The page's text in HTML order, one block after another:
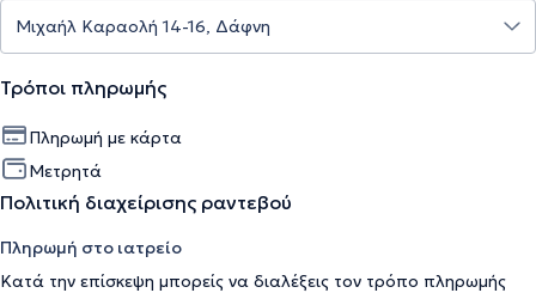
Τρόποι πληρωμής
Πληρωμή με κάρτα
Μετρητά
Πολιτική διαχείρισης ραντεβού
Πληρωμή στο ιατρείο
Κατά την επίσκεψη μπορείς να διαλέξεις τον τρόπο πληρωμής